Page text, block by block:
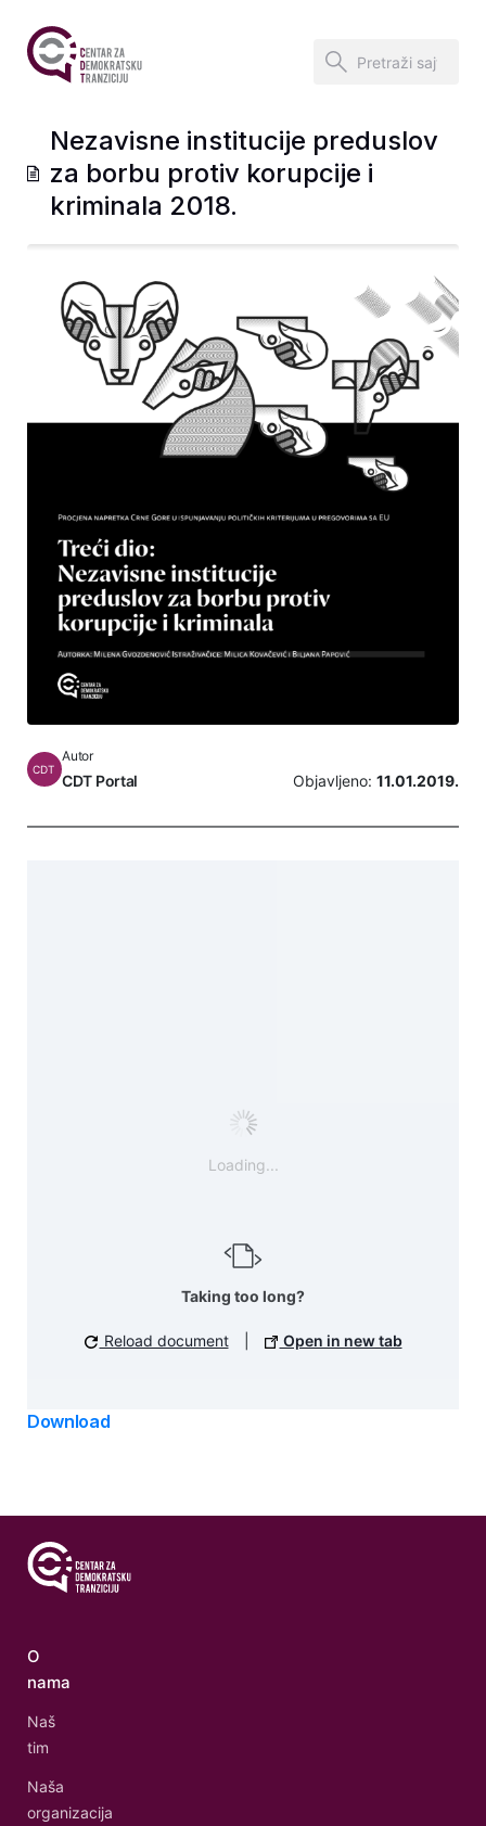
Nezavisne institucije preduslov
za borbu protiv korupcije i
kriminala 2018.
CDT
Autor
CDT Portal Objavljeno: 11.01.2019.
Loading...
Taking too long?
Reload document Open in new tab
Download
O
nama
Naš
tim
Naša
organizacija